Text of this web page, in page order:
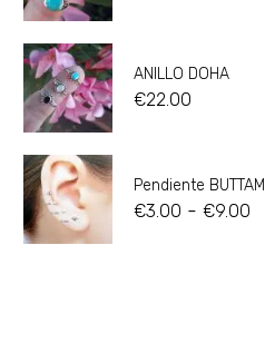
ANILLO DOHA
€22.00
Pendiente BUTTAM
€3.00 - €9.00